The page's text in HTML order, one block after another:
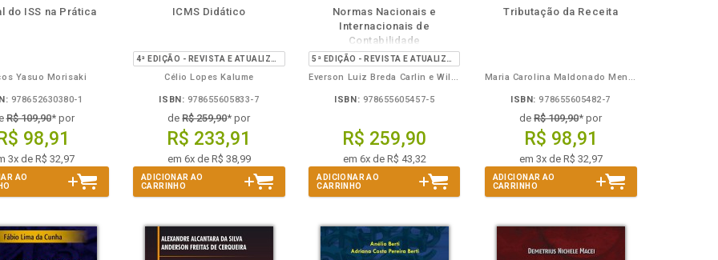
disponívelDisponível
páginas
do ISS na Prática
Yasuo Morisaki
978652630380-1
R$ 109,90* por
R$ 98,91
3x de R$ 32,97
AO
disponível
Disponível
páginas
ICMS Didático
Célio Lopes Kalume
ISBN: 978655605833-7
deR$ 259,90* por
R$ 233,91
em 6x de R$ 38,99
ADICIONAR AO
CARRINHO
disponível
em
eBook
Disponível
na
B.V.
páginas
Normas Nacionais e
Internacionais de
Contabilidade
Everson Luiz Breda Carlin e Wilson Alberto Zappa Hoog
ISBN: 978655605457-5
R$ 259,90
em 6x de R$ 43,32
ADICIONAR AO
CARRINHO
disponívelDisponível
páginas
Tributação da Receita
Maria Carolina Maldonado Mendonça Kraljevic
ISBN: 978655605482-7
deR$ 109,90* por
R$ 98,91
em 3x de R$ 32,97
ADICIONAR AO
CARRINHO